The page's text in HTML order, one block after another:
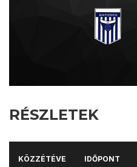
RÉSZLETEK
KÖZZÉTÉVE IDŐPONT